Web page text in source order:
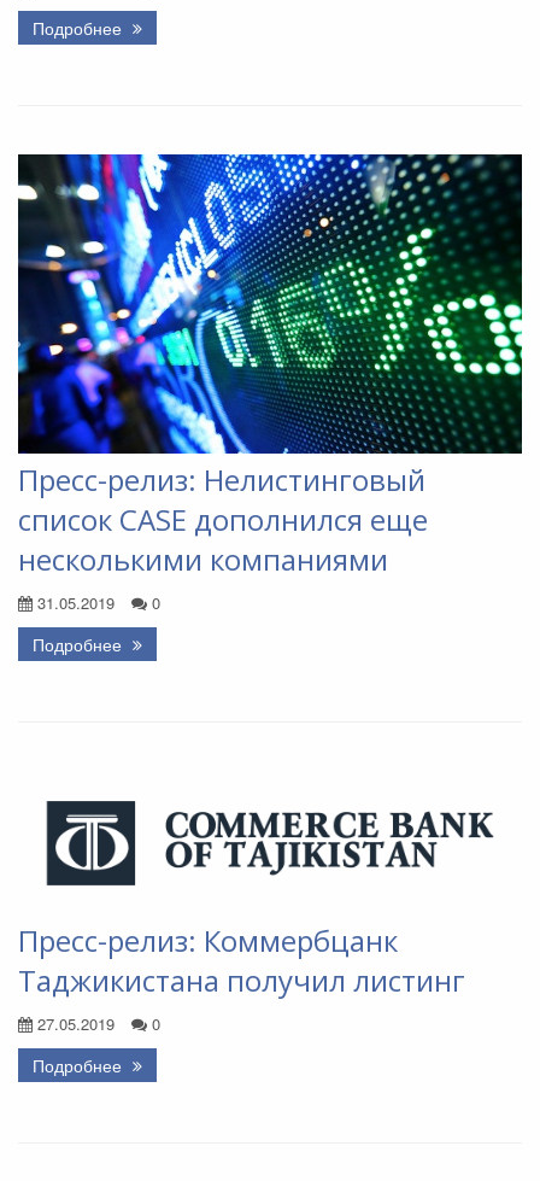
Подробнее
Пресс-релиз: Нелистинговый
список CASE дополнился еще
несколькими компаниями
31.05.2019 0
Подробнее
Пресс-релиз: Коммербцанк
Таджикистана получил листинг
27.05.2019 0
Подробнее